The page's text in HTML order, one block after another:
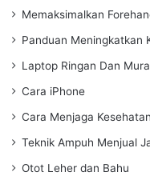
Memaksimalkan
Panduan Meningkatkan
Laptop Ringan Dan
Cara iPhone
Cara Menjaga
Teknik Ampuh Menjual
Otot Leher dan Bahu